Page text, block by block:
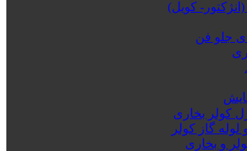
(انژکتور- کویل)
جلو فن
کولر بخاری
گاز کولر
و بخاری